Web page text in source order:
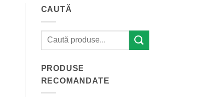
CAUTĂ
PRODUSE
RECOMANDATE